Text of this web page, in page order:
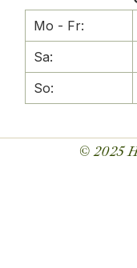
Mo - Fr:
Sa:
So:
© 2025